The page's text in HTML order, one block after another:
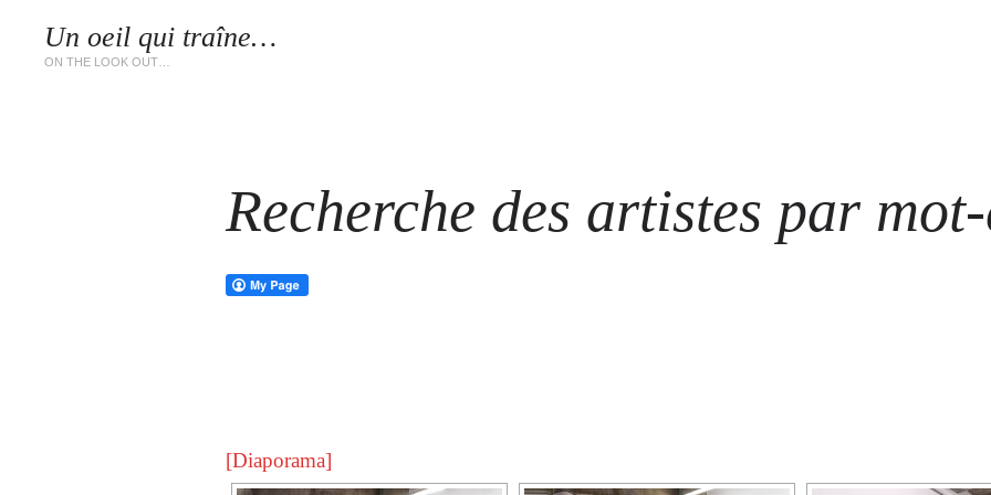
Un oeil qui traîne…
ON THE LOOK OUT…
Recherche des artistes par
[Diaporama]